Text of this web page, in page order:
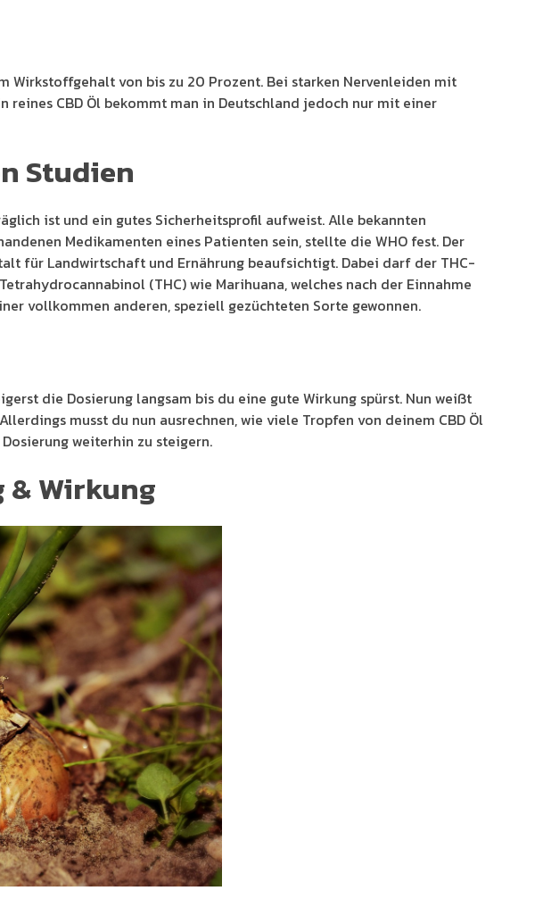
Wirkstoffgehalt von bis zu 20 Prozent. Bei starken Nervenleiden mit
CBD Öl bekommt man in Deutschland jedoch nur mit einer
Studien
ist und ein gutes Sicherheitsprofil aufweist. Alle bekannten
Medikamenten eines Patienten sein, stellte die WHO fest. Der
für Landwirtschaft und Ernährung beaufsichtigt. Dabei darf der THC-
(THC) wie Marihuana, welches nach der Einnahme
vollkommen anderen, speziell gezüchteten Sorte gewonnen.
die Dosierung langsam bis du eine gute Wirkung spürst. Nun weißt
musst du nun ausrechnen, wie viele Tropfen von deinem CBD Öl
weiterhin zu steigern.
& Wirkung